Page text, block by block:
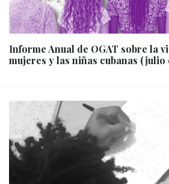
Informe Anual de OGAT sobre la
mujeres y las niñas cubanas (julio